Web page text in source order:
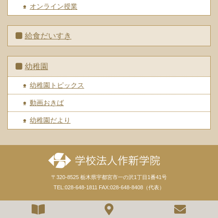
オンライン授業
給食だいすき
幼稚園
幼稚園トピックス
動画おきば
幼稚園だより
〒320-8525 栃木県宇都宮市一の沢1丁目1番41号
TEL:028-648-1811 FAX:028-648-8408（代表）